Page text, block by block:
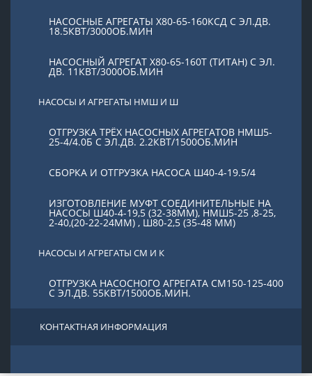
НАСОСНЫЕ АГРЕГАТЫ Х80-65-160КСД С ЭЛ.ДВ.
18.5КВТ/3000ОБ.МИН
НАСОСНЫЙ АГРЕГАТ Х80-65-160Т (ТИТАН) С ЭЛ.
ДВ. 11КВТ/3000ОБ.МИН
НАСОСЫ И АГРЕГАТЫ НМШ И Ш
ОТГРУЗКА ТРЁХ НАСОСНЫХ АГРЕГАТОВ НМШ5-
25-4/4.0Б С ЭЛ.ДВ. 2.2КВТ/1500ОБ.МИН
СБОРКА И ОТГРУЗКА НАСОСА Ш40-4-19.5/4
ИЗГОТОВЛЕНИЕ МУФТ СОЕДИНИТЕЛЬНЫЕ НА
НАСОСЫ Ш40-4-19,5 (32-38ММ), НМШ5-25 ,8-25,
2-40,(20-22-24ММ) , Ш80-2,5 (35-48 ММ)
НАСОСЫ И АГРЕГАТЫ СМ И К
ОТГРУЗКА НАСОСНОГО АГРЕГАТА СМ150-125-400
С ЭЛ.ДВ. 55КВТ/1500ОБ.МИН.
КОНТАКТНАЯ ИНФОРМАЦИЯ